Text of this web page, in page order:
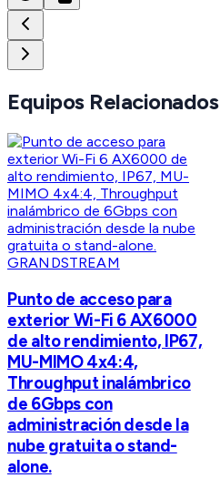
Equipos Relacionados
GRANDSTREAM
Punto de acceso para
exterior Wi-Fi 6 AX6000
de alto rendimiento, IP67,
MU-MIMO 4x4:4,
Throughput inalámbrico
de 6Gbps con
administración desde la
nube gratuita o stand-
alone.